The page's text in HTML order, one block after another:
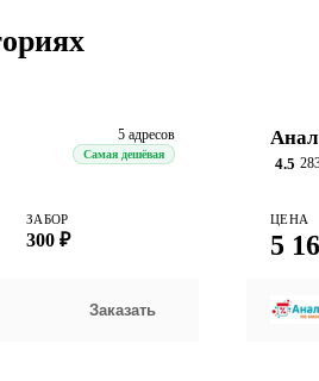
5 адресов
Самая дешёвая
ЗАБОР
300 ₽
Заказать
4.5
ЦЕНА
5